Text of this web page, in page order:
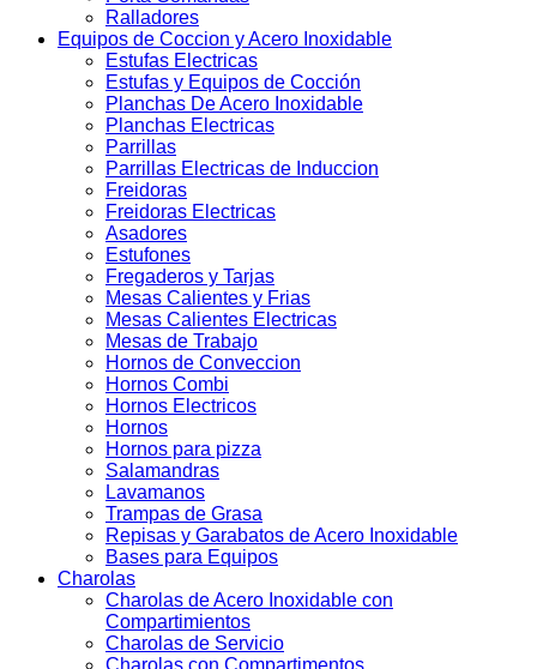
Ralladores
Equipos de Coccion y Acero Inoxidable
Estufas Electricas
Estufas y Equipos de Cocción
Planchas De Acero Inoxidable
Planchas Electricas
Parrillas
Parrillas Electricas de Induccion
Freidoras
Freidoras Electricas
Asadores
Estufones
Fregaderos y Tarjas
Mesas Calientes y Frias
Mesas Calientes Electricas
Mesas de Trabajo
Hornos de Conveccion
Hornos Combi
Hornos Electricos
Hornos
Hornos para pizza
Salamandras
Lavamanos
Trampas de Grasa
Repisas y Garabatos de Acero Inoxidable
Bases para Equipos
Charolas
Charolas de Acero Inoxidable con
Compartimientos
Charolas de Servicio
Charolas con Compartimentos